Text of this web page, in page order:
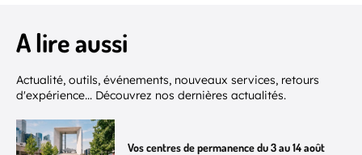
A lire aussi
Actualité, outils, événements, nouveaux services, retours
d'expérience... Découvrez nos dernières actualités.
Vos centres de permanence du 3 au 14 août